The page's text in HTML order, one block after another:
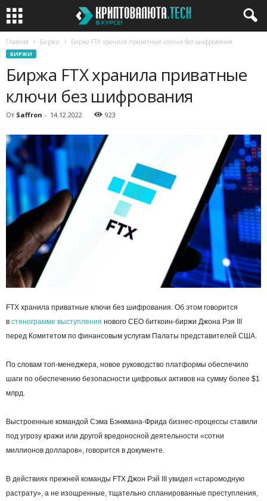
Главная Биржи Биржа FTX хранила приватные ключи без шифрования
БИРЖИ
Биржа FTX хранила приватные
ключи без шифрования
От Saffron - 14.12.2022 923
FTX хранила приватные ключи без шифрования. Об этом говорится
в стенограмме выступления нового CEO биткоин-биржи Джона Рэя III
перед Комитетом по финансовым услугам Палаты представителей США.
По словам топ-менеджера, новое руководство платформы обеспечило
шаги по обеспечению безопасности цифровых активов на сумму более $1
млрд.
Выстроенные командой Сэма Бэнкмана-Фрида бизнес-процессы ставили
под угрозу кражи или другой вредоносной деятельности «сотни
миллионов долларов», говорится в документе.
В действиях прежней команды FTX Джон Рэй III увидел «старомодную
растрату», а не изощренные, тщательно спланированные преступления,